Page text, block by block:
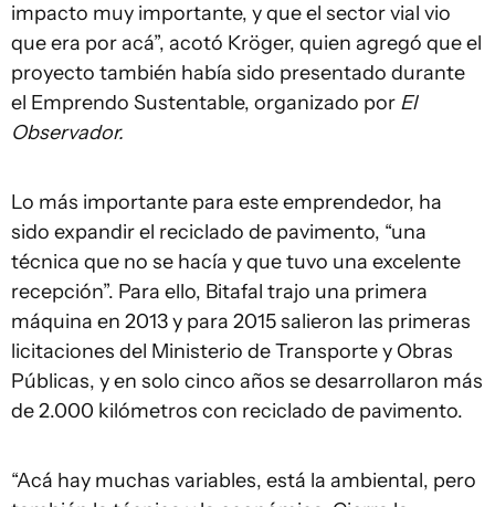
impacto muy importante, y que el sector vial vio
que era por acá”, acotó Kröger, quien agregó que el
proyecto también había sido presentado durante
el Emprendo Sustentable, organizado por El
Observador.
Lo más importante para este emprendedor, ha
sido expandir el reciclado de pavimento, “una
técnica que no se hacía y que tuvo una excelente
recepción”. Para ello, Bitafal trajo una primera
máquina en 2013 y para 2015 salieron las primeras
licitaciones del Ministerio de Transporte y Obras
Públicas, y en solo cinco años se desarrollaron más
de 2.000 kilómetros con reciclado de pavimento.
“Acá hay muchas variables, está la ambiental, pero